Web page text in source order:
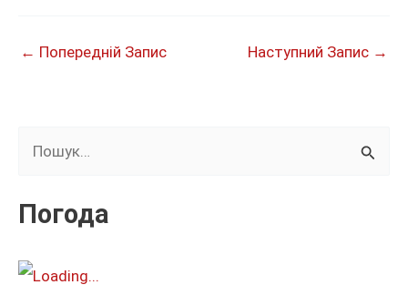
← Попередній Запис Наступний Запис →
к
т
Погода